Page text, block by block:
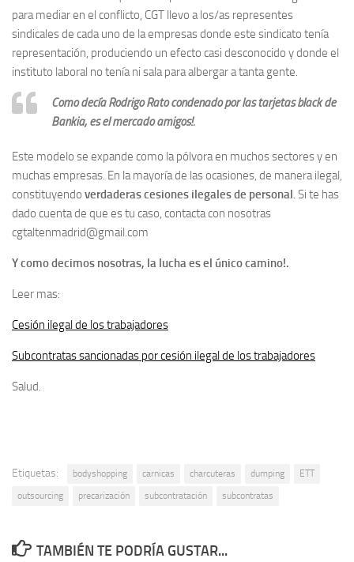
para mediar en el conflicto, CGT llevo a los/as representes
sindicales de cada uno de la empresas donde este sindicato tenía
representación, produciendo un efecto casi desconocido y donde el
instituto laboral no tenía ni sala para albergar a tanta gente.
Como decía Rodrigo Rato condenado por las tarjetas black de
Bankia, es el mercado amigos!.
Este modelo se expande como la pólvora en muchos sectores y en
muchas empresas. En la mayoría de las ocasiones, de manera ilegal,
constituyendo verdaderas cesiones ilegales de personal. Si te has
dado cuenta de que es tu caso, contacta con nosotras
cgtaltenmadrid@gmail.com
Y como decimos nosotras, la lucha es el único camino!.
Leer mas:
Cesión ilegal de los trabajadores
Subcontratas sancionadas por cesión ilegal de los trabajadores
Salud.
Etiquetas: bodyshopping carnicas charcuteras dumping
ETT
outsourcing
precarización subcontratación subcontratas
TAMBIÉN TE PODRÍA GUSTAR...